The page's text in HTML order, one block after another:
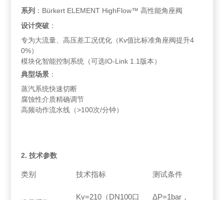
系列 ：Bürkert ELEMENT HighFlow™ 高性能角座阀
设计突破 ：
专为大流量、高压差工况优化（Kv值比标准角座阀提升4
0%）
模块化智能控制系统（可选IO-Link 1.1版本）
典型场景 ：
蒸汽系统快速切断
腐蚀性介质精确调节
高频动作流水线（>100次/分钟）
2. 技术参数
类别 技术指标 测试条件
Kv=210（DN100口 ΔP=1bar，